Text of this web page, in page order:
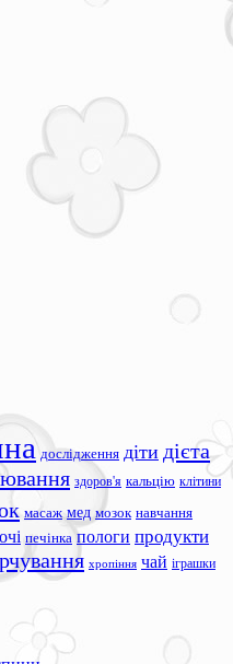
дослідження діти дієта
здоров'я кальцію клітини
масаж мед мозок навчання
очі печінка пологи продукти
хропіння чай іграшки